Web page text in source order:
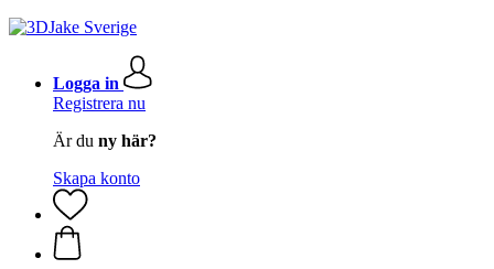
Logga in
Registrera nu
Är du ny här?
Skapa konto